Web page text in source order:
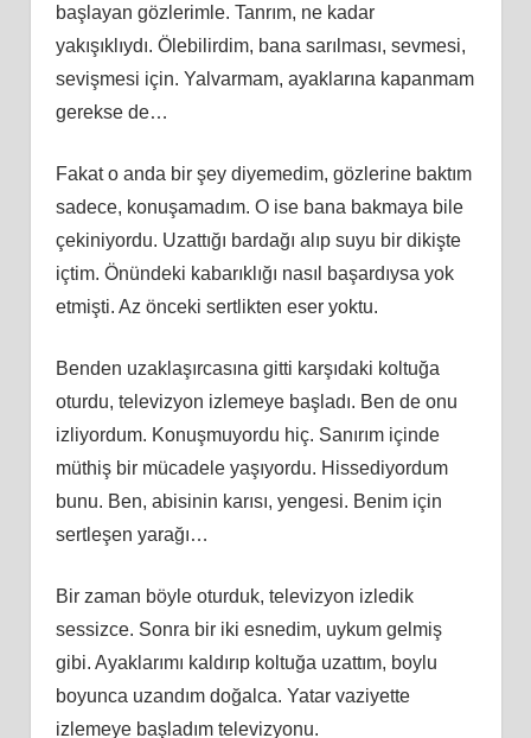
başlayan gözlerimle. Tanrım, ne kadar
yakışıklıydı. Ölebilirdim, bana sarılması, sevmesi,
sevişmesi için. Yalvarmam, ayaklarına kapanmam
gerekse de…
Fakat o anda bir şey diyemedim, gözlerine baktım
sadece, konuşamadım. O ise bana bakmaya bile
çekiniyordu. Uzattığı bardağı alıp suyu bir dikişte
içtim. Önündeki kabarıklığı nasıl başardıysa yok
etmişti. Az önceki sertlikten eser yoktu.
Benden uzaklaşırcasına gitti karşıdaki koltuğa
oturdu, televizyon izlemeye başladı. Ben de onu
izliyordum. Konuşmuyordu hiç. Sanırım içinde
müthiş bir mücadele yaşıyordu. Hissediyordum
bunu. Ben, abisinin karısı, yengesi. Benim için
sertleşen yarağı…
Bir zaman böyle oturduk, televizyon izledik
sessizce. Sonra bir iki esnedim, uykum gelmiş
gibi. Ayaklarımı kaldırıp koltuğa uzattım, boylu
boyunca uzandım doğalca. Yatar vaziyette
izlemeye başladım televizyonu.